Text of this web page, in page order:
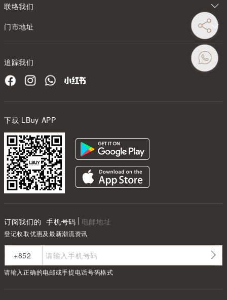
联络我们
门市地址
追踪我们
下载 LBuy APP
订阅我们的 手机号码 电邮地址
登记收取优惠及最新潮流资讯
请输入正确的电邮或手提电话号码格式